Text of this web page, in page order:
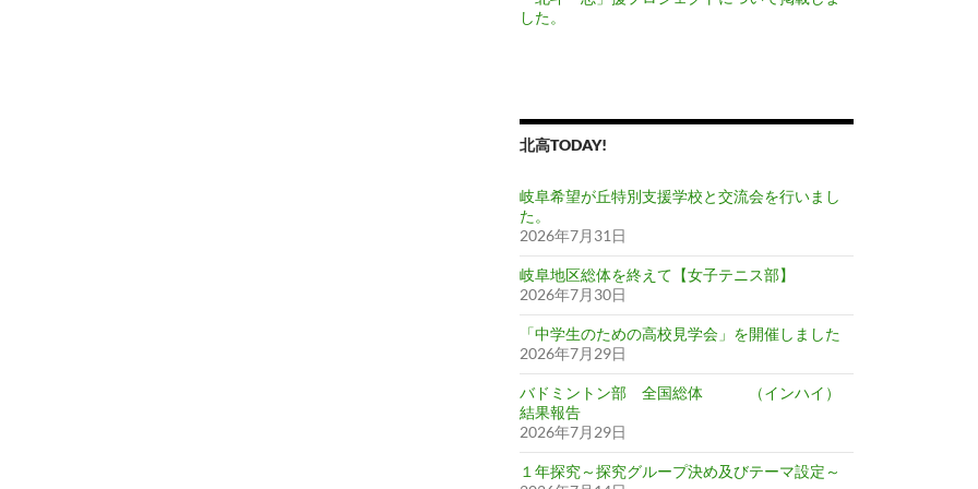
した。
北高TODAY!
岐阜希望が丘特別支援学校と交流会を行いまし
た。
2026年7月31日
岐阜地区総体を終えて【女子テニス部】
2026年7月30日
「中学生のための高校見学会」を開催しました
2026年7月29日
バドミントン部 全国総体 （インハイ）
結果報告
2026年7月29日
１年探究～探究グループ決め及びテーマ設定～